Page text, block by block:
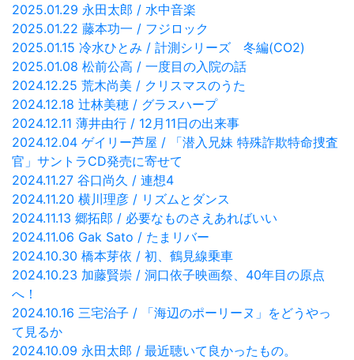
2025.01.29 永田太郎 / 水中音楽
2025.01.22 藤本功一 / フジロック
2025.01.15 冷水ひとみ / 計測シリーズ 冬編(CO2)
2025.01.08 松前公高 / 一度目の入院の話
2024.12.25 荒木尚美 / クリスマスのうた
2024.12.18 辻林美穂 / グラスハープ
2024.12.11 薄井由行 / 12月11日の出来事
2024.12.04 ゲイリー芦屋 / 「潜入兄妹 特殊詐欺特命捜査
官」サントラCD発売に寄せて
2024.11.27 谷口尚久 / 連想4
2024.11.20 横川理彦 / リズムとダンス
2024.11.13 郷拓郎 / 必要なものさえあればいい
2024.11.06 Gak Sato / たまリバー
2024.10.30 橋本芽依 / 初、鶴見線乗車
2024.10.23 加藤賢崇 / 洞口依子映画祭、40年目の原点
へ！
2024.10.16 三宅治子 / 「海辺のポーリーヌ」をどうやっ
て見るか
2024.10.09 永田太郎 / 最近聴いて良かったもの。